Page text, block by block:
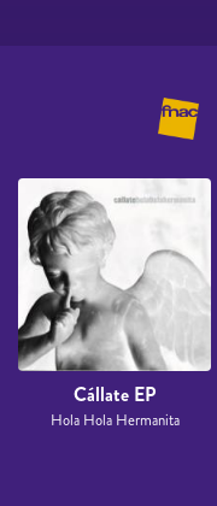
Cállate EP
Hola Hola Hermanita